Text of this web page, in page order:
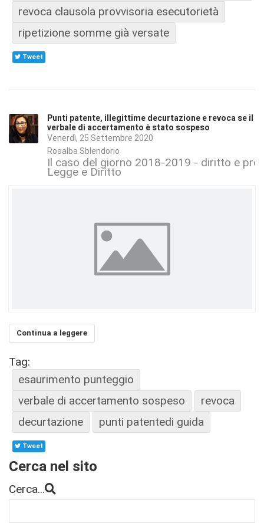
revoca clausola provvisoria esecutorietà
ripetizione somme già versate
Tweet
Punti patente, illegittime decurtazione e revoca se il
verbale di accertamento è stato sospeso
Venerdì, 25 Settembre 2020
Rosalba Sblendorio
Il caso del giorno 2018-2019 - diritto e
Legge e Diritto
Continua a leggere
Tag:
esaurimento punteggio
verbale di accertamento sospeso
revoca
decurtazione
punti patentedi guida
Tweet
Cerca nel sito
Cerca...